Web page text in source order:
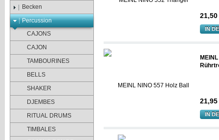
Becken
Percussion
CAJONS
CAJON
TAMBOURINES
BELLS
SHAKER
DJEMBES
RITUAL DRUMS
TIMBALES
IN
IN